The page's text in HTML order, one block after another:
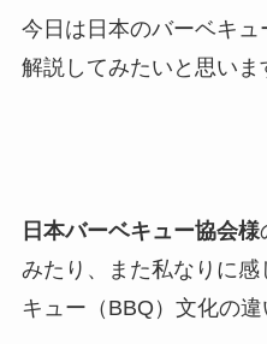
今日は日本のバーベキ
解説してみたいと思いま
日本バーベキュー協会様
みたり、また私なりに
キュー（BBQ）文化の違